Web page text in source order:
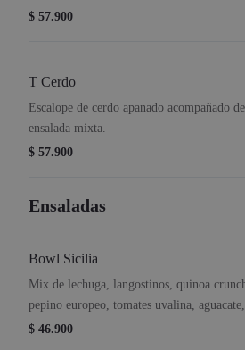
$ 57.900
T Cerdo
Escalope de cerdo apanado acompañado de
ensalada mixta.
$ 57.900
Ensaladas
Bowl Sicilia
Mix de lechuga, langostinos, quinoa
pepino europeo, tomates uvalina, aguacate,
zanahoria, mango y vinagreta cítrica
$ 46.900